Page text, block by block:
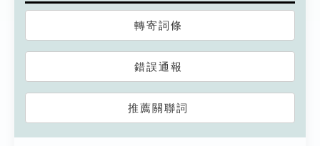
轉寄詞條
錯誤通報
推薦關聯詞